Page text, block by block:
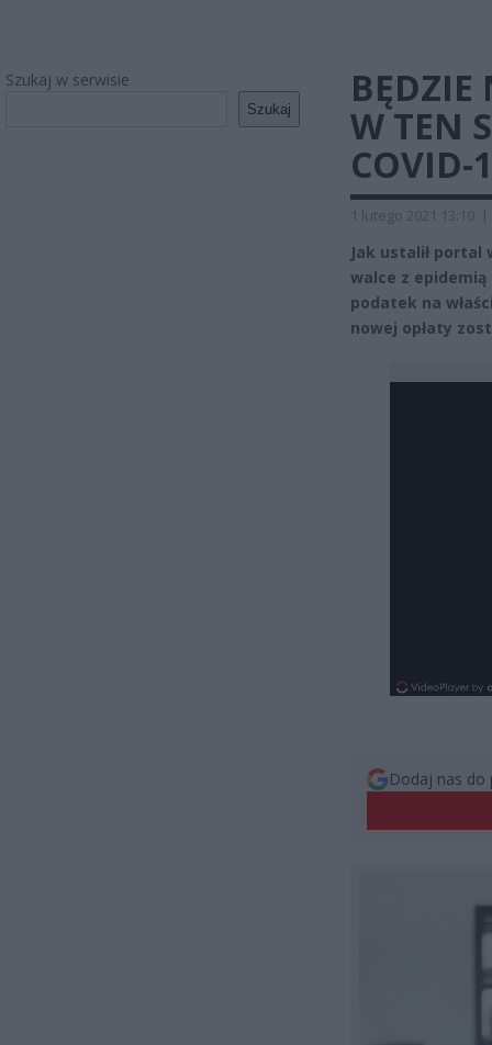
Szukaj w serwisie
Szukaj
BĘDZIE
W TEN
COVID-
1 lutego 2021 13:10 |
Jak ustalił
walce z
podatek na
nowej opłaty
Dodaj nas do